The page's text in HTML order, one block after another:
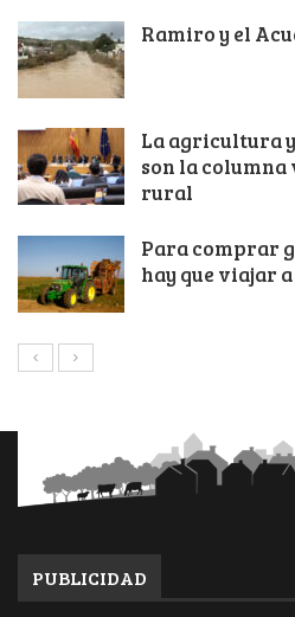
Ramiro y el
La agricultura
son la
rural
Para comprar
hay que viajar
PUBLICIDAD